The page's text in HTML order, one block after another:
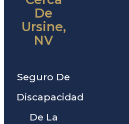
De
Ursine,
NV
Seguro De
Discapacidad
De La